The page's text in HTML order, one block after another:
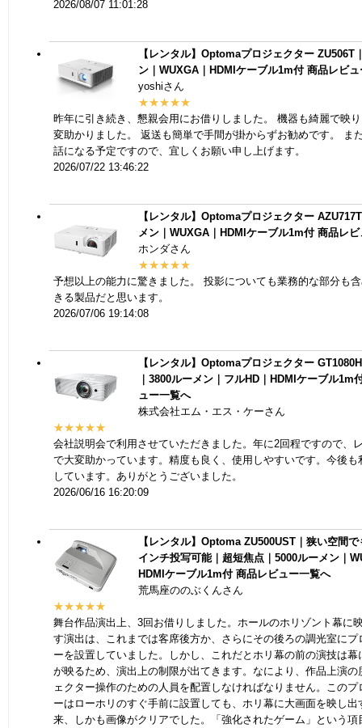
2026/08/07 11:01:28
【レンタル】Optomaプロジェクター ZU506T
ン｜WUXGA｜HDMIケーブル1m付 商品レビ
yoshiさん
★★★★★
昨年に引き続き、懇親会用にお借りしました。 機器も綺麗で映
変助かりました。 返送も簡単で手間が掛からずお勧めです。 ま
話になる予定ですので、宜しくお願い申し上げます。
2026/07/22 13:46:22
【レンタル】Optomaプロジェクター
メン｜WUXGA｜HDMIケーブル1m付 商品レ
ホンダさん
★★★★★
予想以上の能力に驚きました。 投影についても業務的な部分も
きる製品だと思います。
2026/07/06 19:14:08
【レンタル】Optomaプロジェクター
｜3800ルーメン｜フルHD｜HDMIケーブル1m
ュー一覧へ
株式会社エム・エス・ケーさん
★★★★★
会社説明会で利用させていただきました。年に2回程ですので、
で大変助かっています。精度も良く、使用しやすいです。今後も
しています。ありがとうございました。
2026/06/16 16:20:09
【レンタル】Optoma ZU500UST｜狭い空間で
インチ投写可能｜超短焦点｜5000ルーメン｜
HDMIケーブル1m付 商品レビュー一覧へ
荒馬座ののぶくんさん
★★★★★
舞台作品演出上、3回お借りしました。ホールのホリゾント幕に
す演出は、これまでは客席後方か、さらにその後ろの調光室にプ
ーを設置していました。しかし、これだとホリ幕の前の演技は幕
が映るため、演出上の制限が出てきます。なにより、作品上演の
ェクター操作のための人員を配置しなければなりません。このプ
ーはローホリのすぐ手前に設置しても、ホリ幕に大画面を映し出
来、しかも画像がクリアでした。「強化されたゲーム」という項